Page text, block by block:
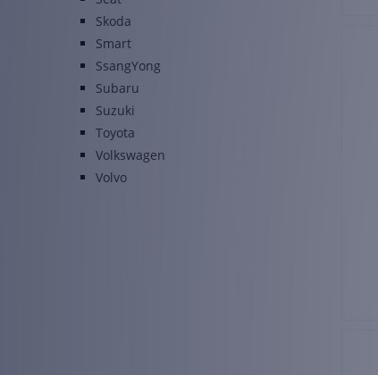
Skoda
Smart
SsangYong
Subaru
Suzuki
Toyota
Volkswagen
Volvo